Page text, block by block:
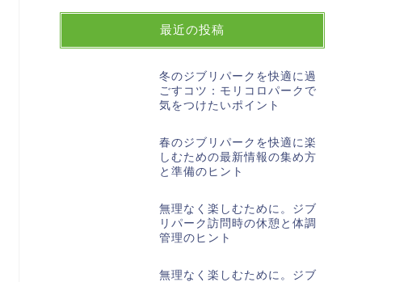
最近の投稿
冬のジブリパークを快適に過
ごすコツ：モリコロパークで
気をつけたいポイント
春のジブリパークを快適に楽
しむための最新情報の集め方
と準備のヒント
無理なく楽しむために。ジブ
リパーク訪問時の休憩と体調
管理のヒント
無理なく楽しむために。ジブ